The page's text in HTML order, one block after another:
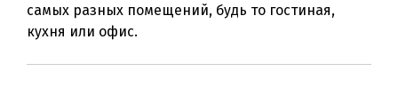
самых разных помещений, будь то гостиная,
кухня или офис.